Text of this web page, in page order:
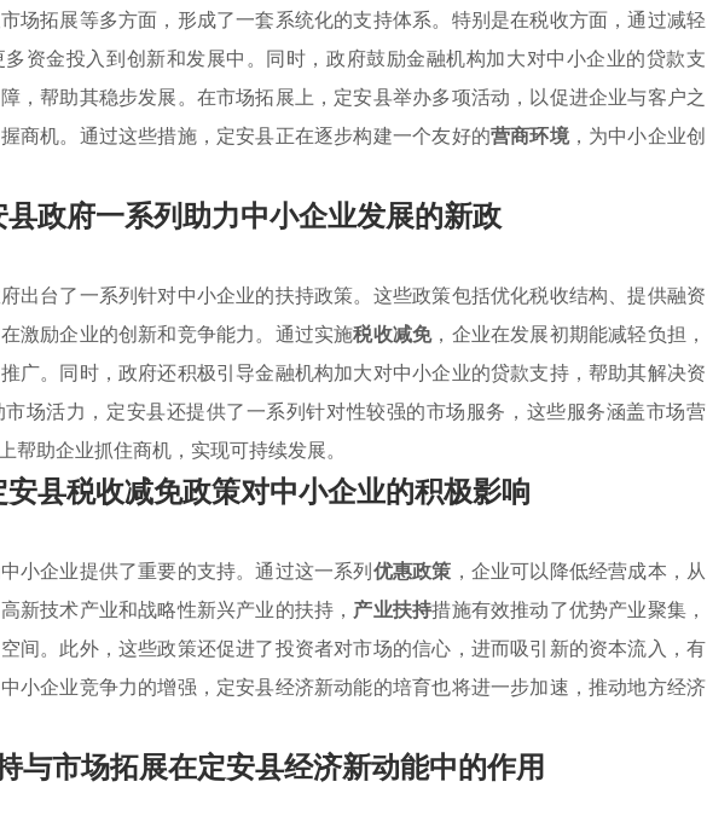
场拓展等多方面，形成了一套系统化的支持体系。特别是在税收方面，通过减轻
资金投入到创新和发展中。同时，政府鼓励金融机构加大对中小企业的贷款支
，帮助其稳步发展。在市场拓展上，定安县举办多项活动，以促进企业与客户之
商机。通过这些措施，定安县正在逐步构建一个友好的营商环境，为中小企业创
县政府一系列助力中小企业发展的新政
出台了一系列针对中小企业的扶持政策。这些政策包括优化税收结构、提供融资
激励企业的创新和竞争能力。通过实施税收减免，企业在发展初期能减轻负担，
广。同时，政府还积极引导金融机构加大对中小企业的贷款支持，帮助其解决资
场活力，定安县还提供了一系列针对性较强的市场服务，这些服务涵盖市场营
帮助企业抓住商机，实现可持续发展。
县税收减免政策对中小企业的积极影响
小企业提供了重要的支持。通过这一系列优惠政策 ，企业可以降低经营成本，从
新技术产业和战略性新兴产业的扶持， 产业扶持措施有效推动了优势产业聚集，
间。此外，这些政策还促进了投资者对市场的信心，进而吸引新的资本流入，有
小企业竞争力的增强，定安县经济新动能的培育也将进一步加速，推动地方经济
与市场拓展在定安县经济新动能中的作用